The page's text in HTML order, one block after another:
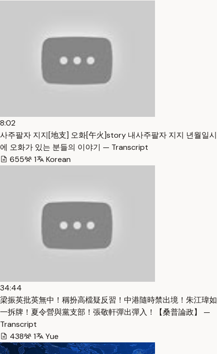
8:02
사주팔자 지지[地支] 오화[午火]story 내사주팔자 지지 년월일시
에 오화가 있는 분들의 이야기 — Transcript
655
1 Korean
34:44
梁振英批英無中！稱扮高檔疑反習！中港隨時禁出境！朱江瑋如
一拆牌！夏令營與黨支部！張敬軒彈出彈入！【桑普論政】 —
Transcript
438
1 Yue